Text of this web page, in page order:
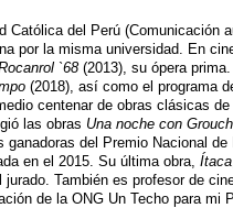
Católica del Perú (Comunicación
por la misma universidad. En
`68(2013), su ópera
(2018), así como el programa
centenar de obras clásicas
las obras Una noche con
ganadoras del Premio Nacional de
en el 2015. Su última obra, Ítaca
También es profesor de
de la ONG Un Techo para mi